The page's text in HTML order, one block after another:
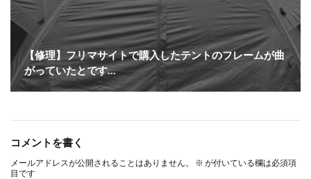
【修理】フリマサイトで購入したテントのフレームが曲
がっていたとです…
コメントを書く
メールアドレスが公開されることはありません。 ※ が付いている欄は必須項
目です